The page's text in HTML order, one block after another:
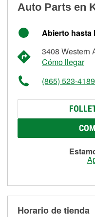
Auto Parts en
Abierto hasta
3408 Western
Cómo llegar
(865) 523-4189
Horario de tienda